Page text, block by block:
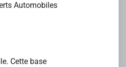
Automobiles
Cette base